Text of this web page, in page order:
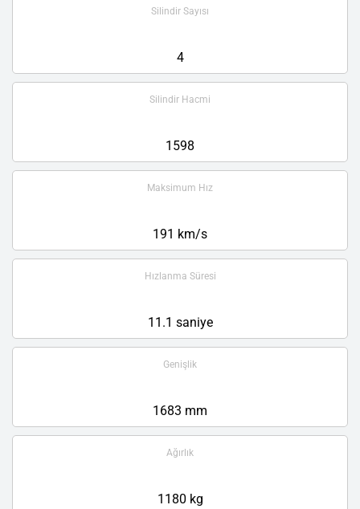
Silindir Sayısı
4
Silindir Hacmi
1598
Maksimum Hız
191 km/s
Hızlanma Süresi
11.1 saniye
Genişlik
1683 mm
Ağırlık
1180 kg